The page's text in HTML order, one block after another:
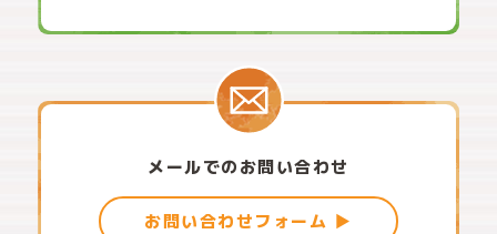
メールでのお問い合わせ
お問い合わせフォーム